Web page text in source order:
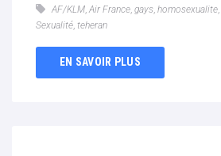
AF/KLM Air France gays homosexualite
Sexualité teheran
EN SAVOIR PLUS